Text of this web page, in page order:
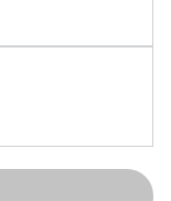
209x bekeken